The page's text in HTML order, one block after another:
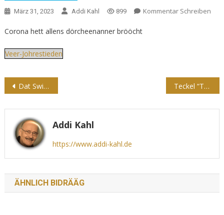
März 31, 2023 Addi Kahl 899 Kommentar Schreiben
Corona hett allens dörcheenanner brööcht
Veer-Johrestieden
Beitragsnavigation
Dat Swiensglück Teckel “Topsi” in ‘n Blootruusch
Addi Kahl
https://www.addi-kahl.de
ÄHNLICH BIDRÄÄG